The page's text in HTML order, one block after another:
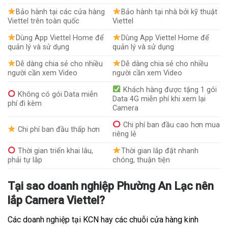
Bảo hành tại các cửa hàng
Viettel trên toàn quốc
Bảo hành tại nhà bởi kỹ thuật
Viettel
Dùng App Viettel Home để
quản lý và sử dụng
Dùng App Viettel Home để
quản lý và sử dụng
Dễ dàng chia sẻ cho nhiều
người cần xem Video
Dễ dàng chia sẻ cho nhiều
người cần xem Video
Không có gói Data miễn
phí đi kèm
Khách hàng được tặng 1 gói
Data 4G miễn phí khi xem lại
Camera
Chi phí ban đầu thấp hơn
Chi phí ban đầu cao hơn mua
riêng lẻ
Thời gian triển khai lâu,
phải tự lắp
Thời gian lắp đặt nhanh
chóng, thuận tiện
Tại sao doanh nghiệp Phường An Lạc nên
lắp Camera Viettel?
Các doanh nghiệp tại KCN hay các chuỗi cửa hàng kinh